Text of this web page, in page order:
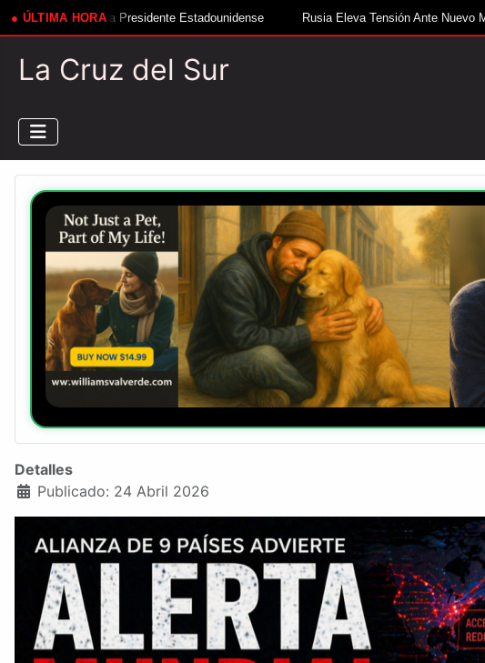
● ÚLTIMA HORA
Estadounidense Rusia Eleva Tensión Ante Nuevo Misil Ucraniano
La Cruz del Sur
Detalles
Publicado: 24 Abril 2026